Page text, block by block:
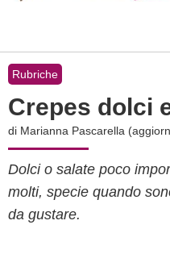
Rubriche
Crepes dolci
di Marianna Pascarella
Dolci o salate poco
molti, specie quando
da gustare.